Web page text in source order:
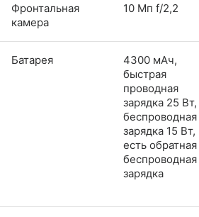
Фронтальная
камера
10 Мп f/2,2
Батарея
4300 мАч,
быстрая
проводная
зарядка 25 Вт,
беспроводная
зарядка 15 Вт,
есть обратная
беспроводная
зарядка